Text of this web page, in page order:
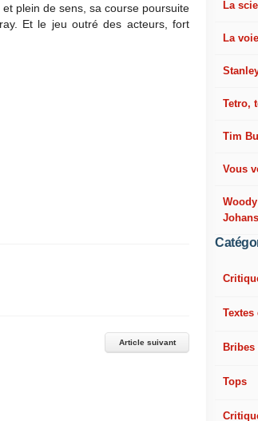
plein de sens, sa course poursuite
Et le jeu outré des acteurs, fort
Article suivant
La
La
Tetro,
Tim
Vous
Textes
Bribes
Tops